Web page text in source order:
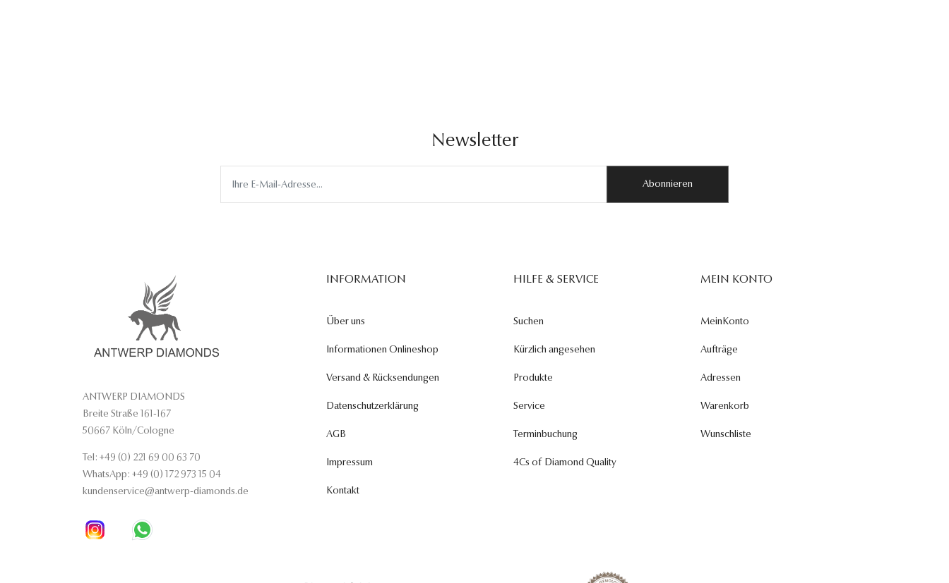
Newsletter
Abonnieren
ANTWERP DIAMONDS
Breite Straße 161-167
50667 Köln/Cologne
Tel: +49 (0) 221 69 00 63 70
WhatsApp: +49 (0) 172 973 15 04
kundenservice@antwerp-diamonds.de
INFORMATION
Über uns
Informationen Onlineshop
Versand & Rücksendungen
Datenschutzerklärung
AGB
Impressum
Kontakt
HILFE & SERVICE
Suchen
Kürzlich angesehen
Produkte
Service
Terminbuchung
4Cs of Diamond Quality
MEIN KONTO
MeinKonto
Aufträge
Adressen
Warenkorb
Wunschliste